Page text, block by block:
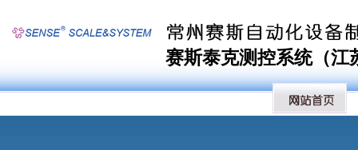
赛斯泰克测控系统（江苏）